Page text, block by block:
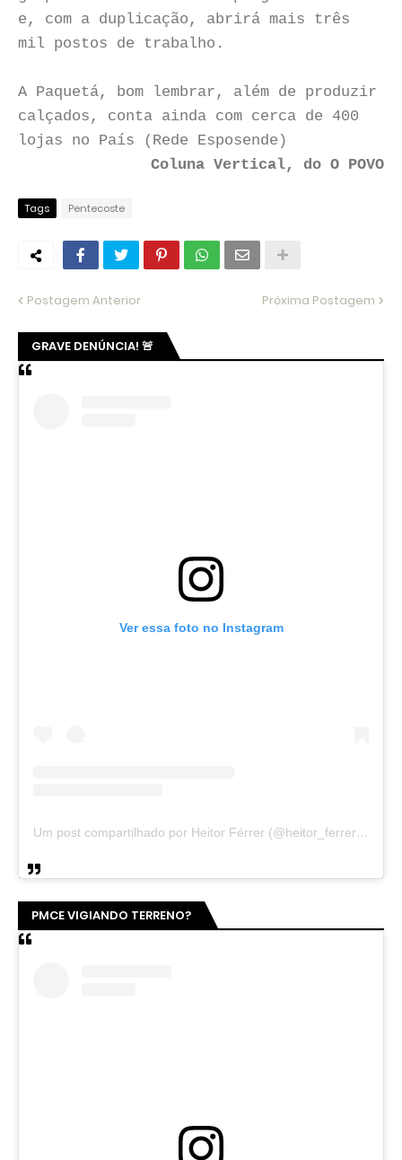
e, com a duplicação, abrirá mais três
mil postos de trabalho.
A Paquetá, bom lembrar, além de produzir
calçados, conta ainda com cerca de 400
lojas no País (Rede Esposende)
Coluna Vertical, do O POVO
Tags Pentecoste
Postagem Anterior Próxima Postagem
GRAVE DENÚNCIA! 🚨
Ver essa foto no Instagram
Um post compartilhado por Heitor Férrer (@heitor_ferrer77)
PMCE VIGIANDO TERRENO?